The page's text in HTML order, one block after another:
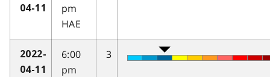
04-11
pm
HAE
2022-
04-11
6:00
pm
3